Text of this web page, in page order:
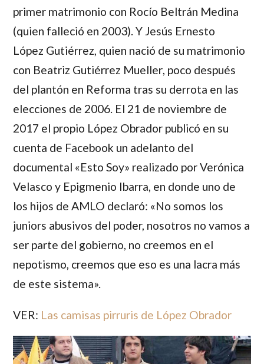
primer matrimonio con Rocío Beltrán Medina
(quien falleció en 2003). Y Jesús Ernesto
López Gutiérrez, quien nació de su matrimonio
con Beatriz Gutiérrez Mueller, poco después
del plantón en Reforma tras su derrota en las
elecciones de 2006. El 21 de noviembre de
2017 el propio López Obrador publicó en su
cuenta de Facebook un adelanto del
documental «Esto Soy» realizado por Verónica
Velasco y Epigmenio Ibarra, en donde uno de
los hijos de AMLO declaró: «No somos los
juniors abusivos del poder, nosotros no vamos a
ser parte del gobierno, no creemos en el
nepotismo, creemos que eso es una lacra más
de este sistema».
VER: Las camisas pirruris de López Obrador